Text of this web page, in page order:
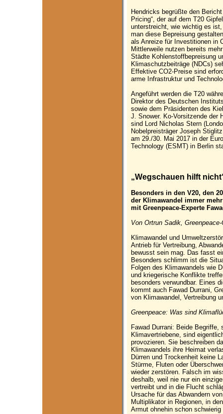
Hendricks begrüßte den
Pricing“, der auf dem T20
unterstreicht, wie wichtig es
man diese Bepreisung
als Anreize für Investitionen in
Mittlerweile nutzen bereits
Städte Kohlenstoffbepreisung
Klimaschutzbeiträge (NDCs)
Effektive CO2-Preise sind
arme Infrastruktur und
Angeführt werden die T20
Direktor des Deutschen
sowie dem Präsidenten des
J. Snower. Ko-Vorsitzende der
sind Lord Nicholas Stern
Nobelpreisträger Joseph
am 29./30. Mai 2017 in der
Technology (ESMT) in Berlin
„Wegschauen hilft
Besonders in den V20, den
der Klimawandel immer
mit Greenpeace-Experte
Von Ortrun Sadik,
Klimawandel und
Antrieb für Vertreibung,
bewusst sein mag. Das fasst
Besonders schlimm ist die
Folgen des Klimawandels wie
und kriegerische Konflikte
besonders verwundbar. Eines
kommt auch Fawad Durrani,
von Klimawandel, Vertreibung
Greenpeace: Was sind
Fawad Durrani: Beide
Klimavertriebene, sind
provozieren. Sie beschreiben
Klimawandels ihre Heimat
Dürren und Trockenheit keine
Stürme, Fluten oder
wieder zerstören. Falsch im
deshalb, weil nie nur ein
vertreibt und in die Flucht
Ursache für das Abwandern
Multiplikator in Regionen, in
Armut ohnehin schon schwierig